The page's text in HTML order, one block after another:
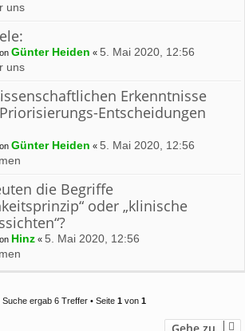
uns
Günter Heiden « 5. Mai 2020, 12:56
uns
Erkenntnisse
Entscheidungen
Günter Heiden « 5. Mai 2020, 12:56
die Begriffe
oder „klinische
Hinz « 5. Mai 2020, 12:56
Suche ergab 6 Treffer • Seite 1von 1